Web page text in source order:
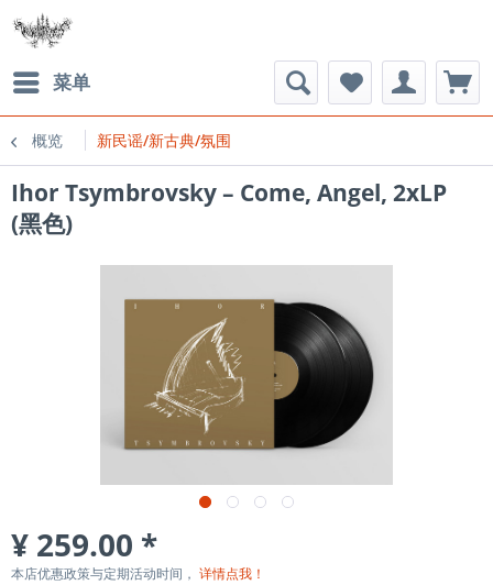
菜单
概览 新民谣/新古典/氛围
Ihor Tsymbrovsky – Come, Angel, 2xLP
(黑色)
¥ 259.00 *
本店优惠政策与定期活动时间， 详情点我！